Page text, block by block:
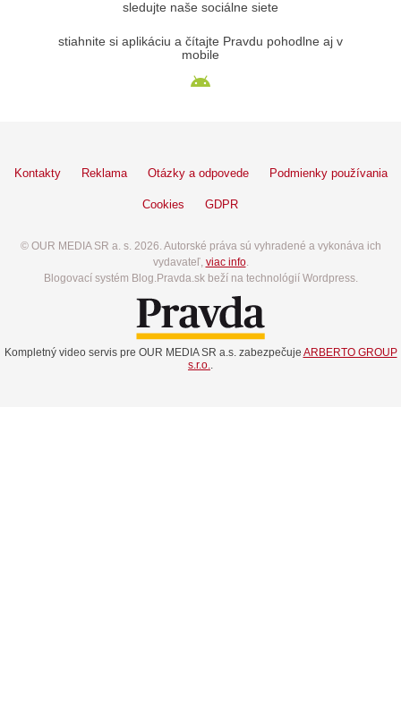
sledujte naše sociálne siete
stiahnite si aplikáciu a čítajte Pravdu pohodlne aj v
mobile
Kontakty Reklama Otázky a odpovede Podmienky používania
Cookies GDPR
© OUR MEDIA SR a. s. 2026. Autorské práva sú vyhradené a vykonáva ich
vydavateľ, viac info.
Blogovací systém Blog.Pravda.sk beží na technológií Wordpress.
Kompletný video servis pre OUR MEDIA SR a.s. zabezpečuje ARBERTO GROUP
s.r.o..